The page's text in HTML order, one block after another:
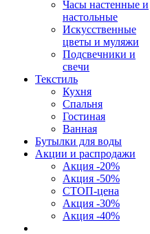
Часы настенные и
настольные
Искусственные
цветы и муляжи
Подсвечники и
свечи
Текстиль
Кухня
Спальня
Гостиная
Ванная
Бутылки для воды
Акции и распродажи
Акция -20%
Акция -50%
СТОП-цена
Акция -30%
Акция -40%